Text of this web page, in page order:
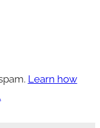
Learn how